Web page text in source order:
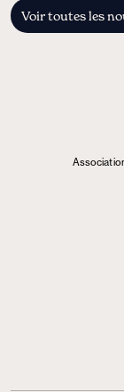
Voir toutes les